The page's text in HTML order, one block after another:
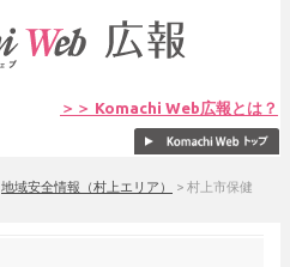
＞＞ Komachi Web広報とは？
地域安全情報（村上エリア） > 村上市保健